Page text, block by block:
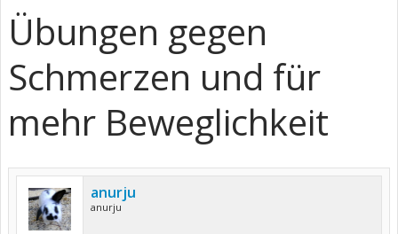
Übungen gegen
Schmerzen und für
mehr Beweglichkeit
anurju
anurju